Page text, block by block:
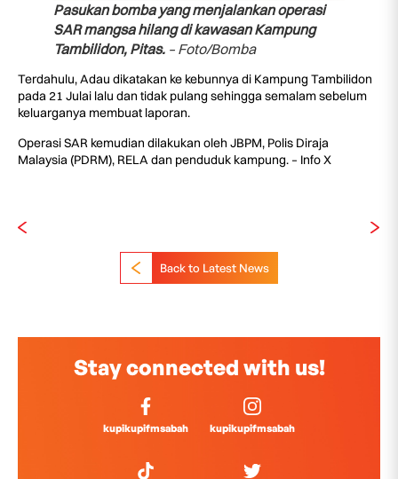
Pasukan bomba yang menjalankan operasi
SAR mangsa hilang di kawasan Kampung
Tambilidon, Pitas. – Foto/Bomba
Terdahulu, Adau dikatakan ke kebunnya di Kampung Tambilidon
pada 21 Julai lalu dan tidak pulang sehingga semalam sebelum
keluarganya membuat laporan.
Operasi SAR kemudian dilakukan oleh JBPM, Polis Diraja
Malaysia (PDRM), RELA dan penduduk kampung. – Info X
Back to Latest News
Stay connected with us!
kupikupifmsabah kupikupifmsabah